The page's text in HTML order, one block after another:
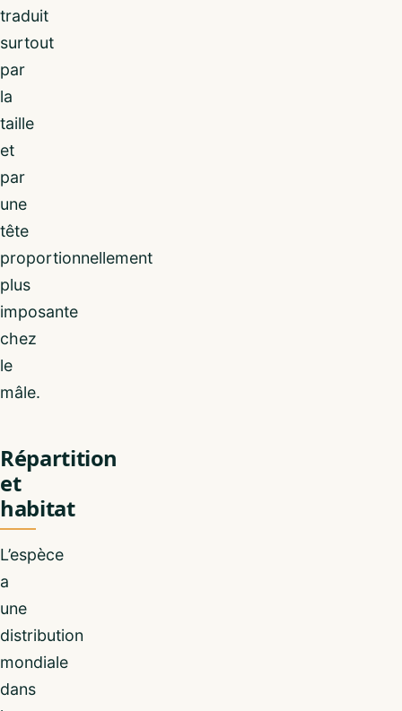
traduit
surtout
par
la
taille
et
par
une
tête
proportionnellement
plus
imposante
chez
le
mâle.
Répartition
et
habitat
L’espèce
a
une
distribution
mondiale
dans